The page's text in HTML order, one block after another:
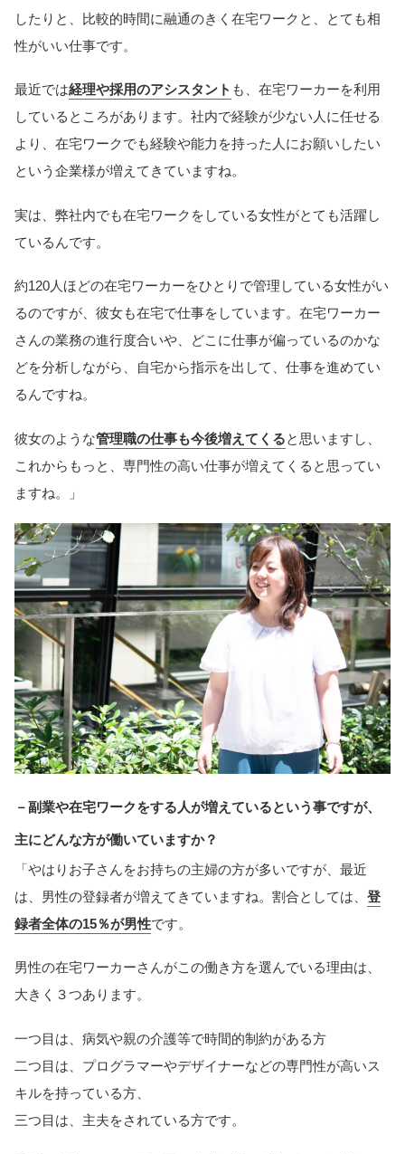
したりと、比較的時間に融通のきく在宅ワークと、とても相
性がいい仕事です。
最近では経理や採用のアシスタント も、在宅ワーカーを利用
しているところがあります。社内で経験が少ない人に任せる
より、在宅ワークでも経験や能力を持った人にお願いしたい
という企業様が増えてきていますね。
実は、弊社内でも在宅ワークをしている女性がとても活躍し
ているんです。
約120人ほどの在宅ワーカーをひとりで管理している女性がい
るのですが、彼女も在宅で仕事をしています。在宅ワーカー
さんの業務の進行度合いや、どこに仕事が偏っているのかな
どを分析しながら、自宅から指示を出して、仕事を進めてい
るんですね。
彼女のような管理職の仕事も今後増えてくると思いますし、
これからもっと、専門性の高い仕事が増えてくると思ってい
ますね。」
－副業や在宅ワークをする人が増えているという事ですが、
主にどんな方が働いていますか？
「やはりお子さんをお持ちの主婦の方が多いですが、最近
は、男性の登録者が増えてきていますね。割合としては、 登
録者全体の15％が男性です。
男性の在宅ワーカーさんがこの働き方を選んでいる理由は、
大きく３つあります。
一つ目は、病気や親の介護等で時間的制約がある方
二つ目は、プログラマーやデザイナーなどの専門性が高いス
キルを持っている方、
三つ目は、主夫をされている方です。